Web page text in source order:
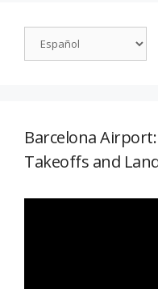
Barcelona
Takeoffs and